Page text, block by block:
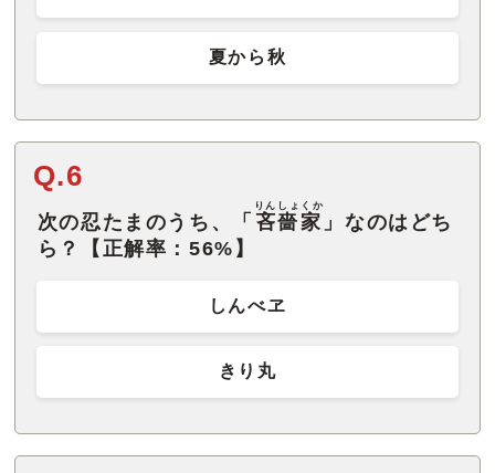
夏から秋
Q.6
次の忍たまのうち、「 吝嗇家
りんしょくか
」なのはどち
ら？【正解率：56%】
しんべヱ
きり丸